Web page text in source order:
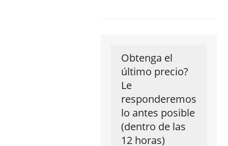
Obtenga el
último precio?
Le
responderemos
lo antes posible
(dentro de las
12 horas)